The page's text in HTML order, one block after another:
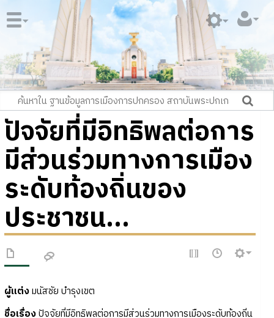
ปัจจัยที่มีอิทธิพลต่อการ
มีส่วนร่วมทางการเมือง
ระดับท้องถิ่นของ
ประชาชน...
ผู้แต่งมนัสชัย บำรุงเขต
ชื่อเรื่องปัจจัยที่มีอิทธิพลต่อการมีส่วนร่วมทางการเมืองระดับท้องถิ่น